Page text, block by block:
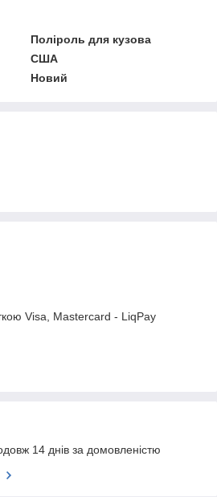
Поліроль для кузова
США
Новий
Visa, Mastercard - LiqPay
14 днів за домовленістю